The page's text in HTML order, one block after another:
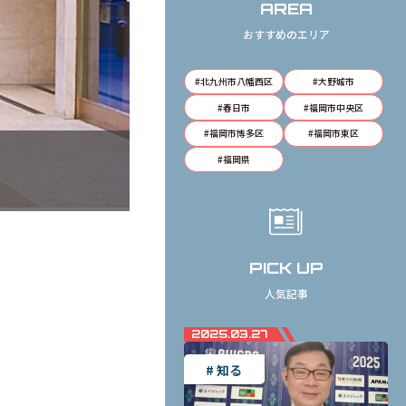
AREA
おすすめのエリア
#北九州市八幡西区 #大野城市
#春日市 #福岡市中央区
#福岡市博多区 #福岡市東区
#福岡県
PICK UP
人気記事
2025.03.27
# 知る